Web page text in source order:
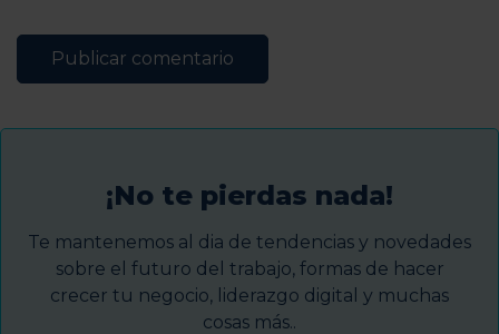
¡No te pierdas nada!
Te mantenemos al dia de tendencias y novedades
sobre el futuro del trabajo, formas de hacer
crecer tu negocio, liderazgo digital y muchas
cosas más..